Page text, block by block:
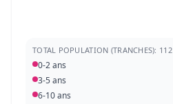
TOTAL POPULATION (TRANCHES): 112
0-2 ans
3-5 ans
6-10 ans